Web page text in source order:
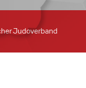
Judoverband